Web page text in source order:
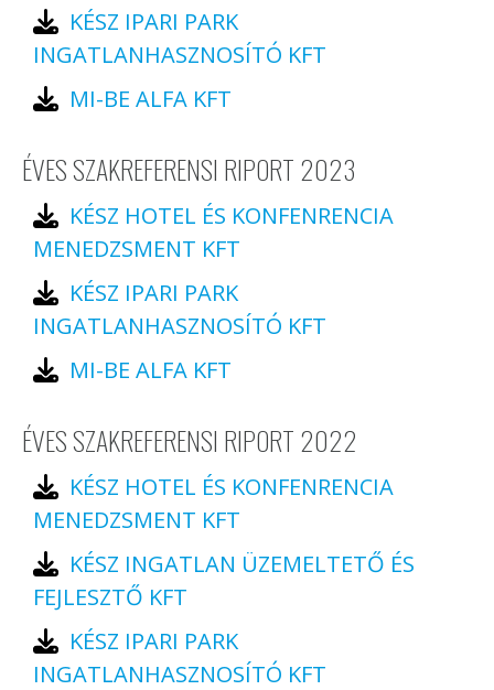
KÉSZ IPARI PARK
INGATLANHASZNOSÍTÓ KFT
MI-BE ALFA KFT
ÉVES SZAKREFERENSI RIPORT 2023
KÉSZ HOTEL ÉS KONFENRENCIA
MENEDZSMENT KFT
KÉSZ IPARI PARK
INGATLANHASZNOSÍTÓ KFT
MI-BE ALFA KFT
ÉVES SZAKREFERENSI RIPORT 2022
KÉSZ HOTEL ÉS KONFENRENCIA
MENEDZSMENT KFT
KÉSZ INGATLAN ÜZEMELTETŐ ÉS
FEJLESZTŐ KFT
KÉSZ IPARI PARK
INGATLANHASZNOSÍTÓ KFT